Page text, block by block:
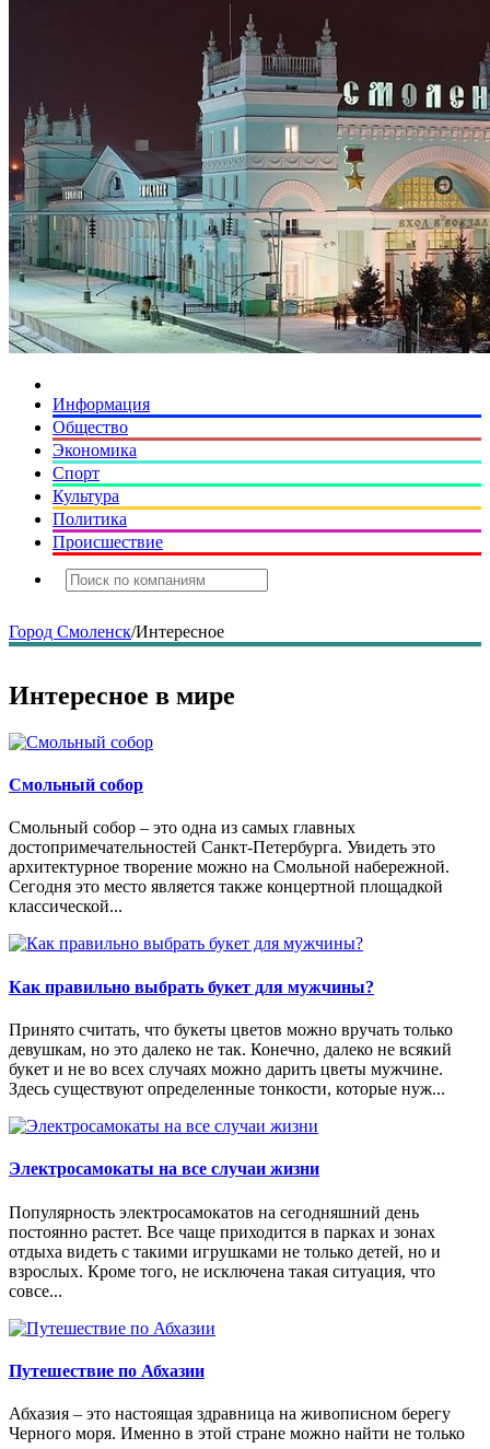
Информация
Общество
Экономика
Спорт
Культура
Политика
Происшествие
Город Смоленск/Интересное
Интересное в мире
Смольный собор
Смольный собор – это одна из самых главных
достопримечательностей Санкт-Петербурга. Увидеть это
архитектурное творение можно на Смольной набережной.
Сегодня это место является также концертной площадкой
классической...
Как правильно выбрать букет для мужчины?
Принято считать, что букеты цветов можно вручать только
девушкам, но это далеко не так. Конечно, далеко не всякий
букет и не во всех случаях можно дарить цветы мужчине.
Здесь существуют определенные тонкости, которые нуж...
Электросамокаты на все случаи жизни
Популярность электросамокатов на сегодняшний день
постоянно растет. Все чаще приходится в парках и зонах
отдыха видеть с такими игрушками не только детей, но и
взрослых. Кроме того, не исключена такая ситуация, что
совсе...
Путешествие по Абхазии
Абхазия – это настоящая здравница на живописном берегу
Черного моря. Именно в этой стране можно найти не только